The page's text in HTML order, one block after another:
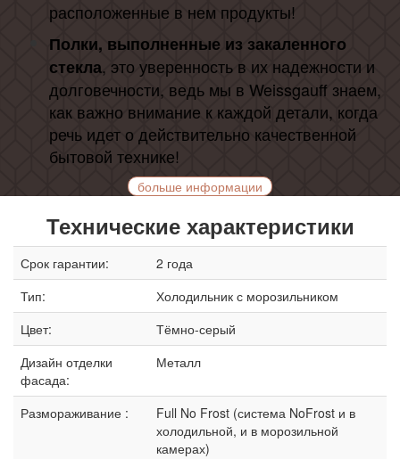
расположенные в нем продукты!
Полки, выполненные из закаленного
стекла, это уверенность в их надежности и
долговечности, ведь мы в Weissgauff знаем,
как важно внимание к каждой детали, когда
речь идет о действительно качественной
бытовой технике!
больше информации
Технические характеристики
Срок гарантии:
2 года
Тип:
Холодильник с морозильником
Цвет:
Тёмно-серый
Дизайн отделки
фасада:
Металл
Размораживание :
Full No Frost (система NoFrost и в
холодильной, и в морозильной
камерах)